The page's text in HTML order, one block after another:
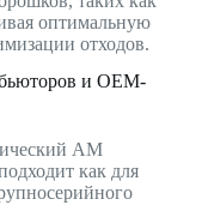
оптимальную
отходов.
и OEM-
AM
как для